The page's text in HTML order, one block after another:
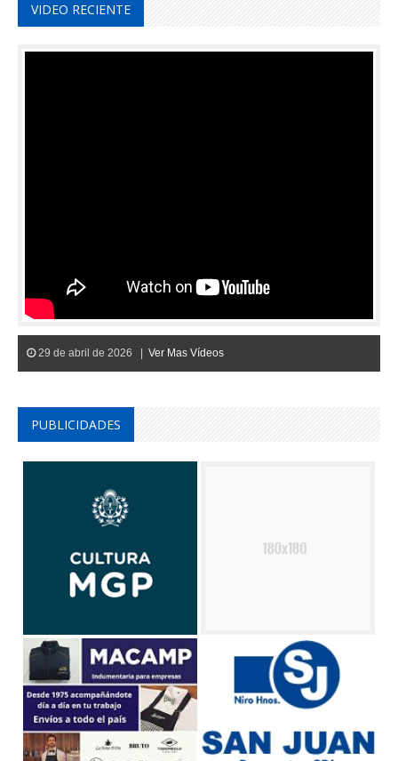
VIDEO RECIENTE
29 de abril de 2026 | Ver Mas Vídeos
PUBLICIDADES